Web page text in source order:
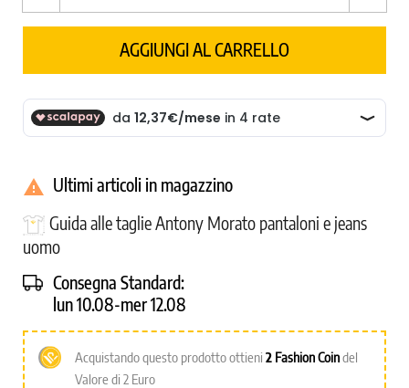
AGGIUNGI AL CARRELLO
 Ultimi articoli in magazzino
Guida alle taglie Antony Morato pantaloni e jeans
uomo
Consegna Standard:
lun 10.08-mer 12.08
Acquistando questo prodotto ottieni 2 Fashion Coindel
Valore di 2 Euro